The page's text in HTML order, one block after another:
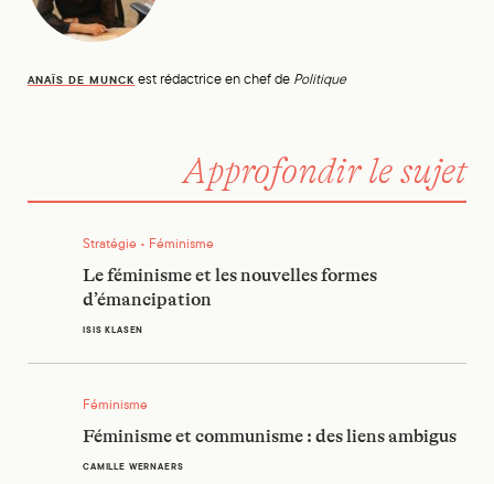
ANAÏS DE MUNCK est rédactrice en chef de Politique
Approfondir le sujet
Stratégie • Féminisme
Le féminisme et les nouvelles formes
d’émancipation
ISIS KLASEN
Féminisme
Féminisme et communisme : des liens ambigus
CAMILLE WERNAERS